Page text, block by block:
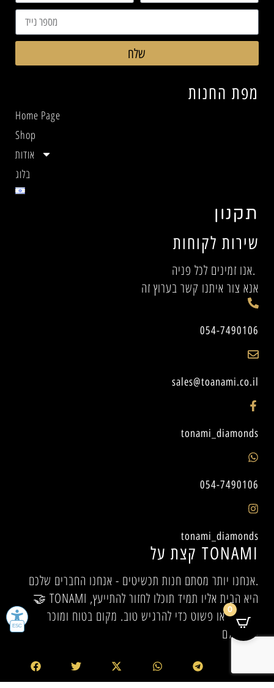
קצת על TONAMI
אנחנו יותר מסתם חנות תכשיטים - אנחנו החברים שלכם.
🤝 TONAMI היא הבית אליו תמיד תוכלו לחזור להתייעץ,
להיעזר, או פשוט כדי להרגיש טוב. מקום בטוח ומוכר
לכולם.✨
שירות לקוחות
אנו זמינים לכל פניה.
אנא צור איתנו קשר בערוץ זה
054-7490106
sales@toanami.co.il
tonami_diamonds
054-7490106
tonami_diamonds
מפת החנות
Home Page
Shop
אודות
בלוג
תקנון
שלח
0